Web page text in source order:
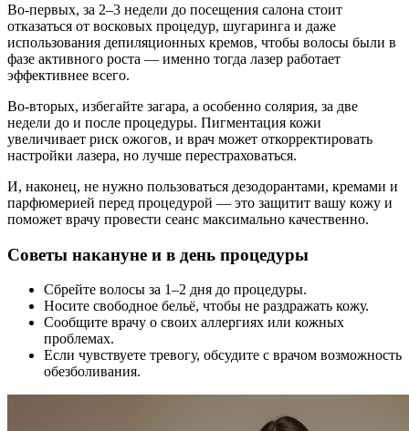
Во-первых, за 2–3 недели до посещения салона стоит
отказаться от восковых процедур, шугаринга и даже
использования депиляционных кремов, чтобы волосы были в
фазе активного роста — именно тогда лазер работает
эффективнее всего.
Во-вторых, избегайте загара, а особенно солярия, за две
недели до и после процедуры. Пигментация кожи
увеличивает риск ожогов, и врач может откорректировать
настройки лазера, но лучше перестраховаться.
И, наконец, не нужно пользоваться дезодорантами, кремами и
парфюмерией перед процедурой — это защитит вашу кожу и
поможет врачу провести сеанс максимально качественно.
Советы накануне и в день процедуры
Сбрейте волосы за 1–2 дня до процедуры.
Носите свободное бельё, чтобы не раздражать кожу.
Сообщите врачу о своих аллергиях или кожных
проблемах.
Если чувствуете тревогу, обсудите с врачом возможность
обезболивания.